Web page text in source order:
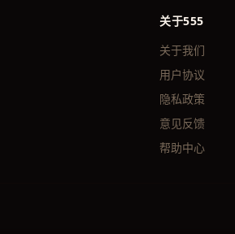
关于555
关于我们
用户协议
隐私政策
意见反馈
帮助中心